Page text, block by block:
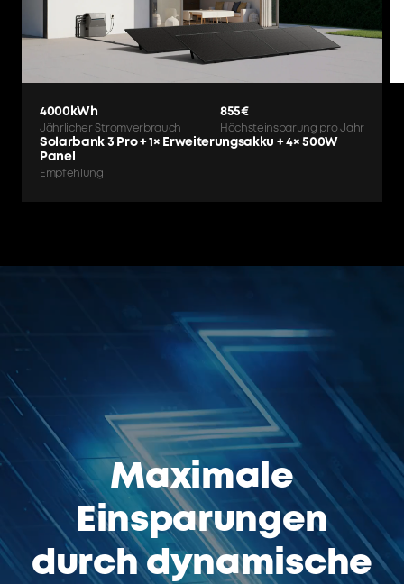
4000kWh
Jährlicher Stromverbrauch
Solarbank 3 Pro + 1× Erweiterungsakku + 4× 500W
Panel
Empfehlung
855€
Höchsteinsparung pro Jahr
Maximale
Einsparungen
durch dynamische